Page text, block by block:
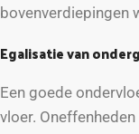
bovenverdiepingen
Egalisatie van
Een goede
vloer.